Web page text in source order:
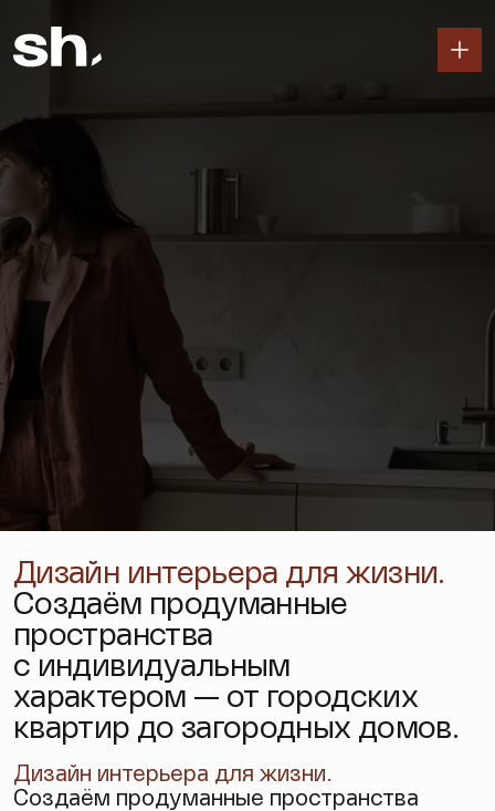
Дизайн интерьера для жизни.
Создаём продуманные
пространства
с индивидуальным
характером — от городских
квартир до загородных домов.
Дизайн интерьера для жизни.
Создаём продуманные пространства